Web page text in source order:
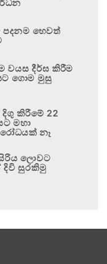
පදනම හෙවත්
වයස දීර්ඝ කිරීම
ගොම මුසු
කිරීමේ 22
මහා
නෑ
ලොවට
දිවි සුරකිමු